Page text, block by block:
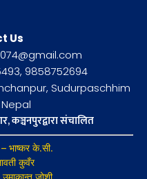
Us
9858752694
Sudurpaschhim
कञ्चनपुरद्वारा संचालित
भाष्कर के.सी.
कुवँर
उमाकान्त जोशी